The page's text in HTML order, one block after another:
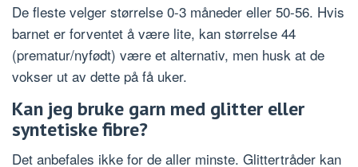
De fleste velger størrelse 0-3 måneder eller 50-56. Hvis
barnet er forventet å være lite, kan størrelse 44
(prematur/nyfødt) være et alternativ, men husk at de
vokser ut av dette på få uker.
Kan jeg bruke garn med glitter eller
syntetiske fibre?
Det anbefales ikke for de aller minste. Glittertråder kan